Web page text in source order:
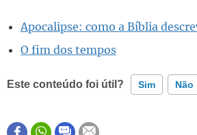
Apocalipse: como a Bíblia
O fim dos tempos
Este conteúdo foi útil? Sim Não
Este conteúdo contém informação